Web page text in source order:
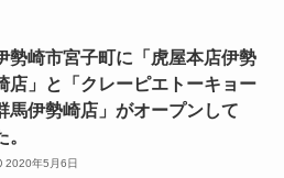
勢崎市宮子町に「虎屋本店伊勢
店」と「クレーピエトーキョー
馬伊勢崎店」がオープンして
。
2020年5月6日